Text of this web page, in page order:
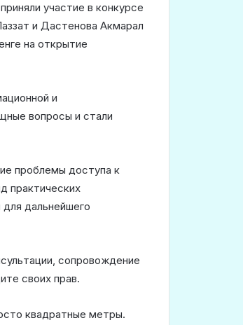
участие в конкурсе
и Дастенова Акмарал
на открытие
и
вопросы и стали
проблемы доступа к
практических
дальнейшего
сопровождение
своих прав.
квадратные метры.